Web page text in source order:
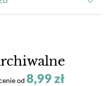
od 8,99 zł